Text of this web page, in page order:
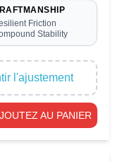
Friction
Stability
l'ajustement
AU PANIER